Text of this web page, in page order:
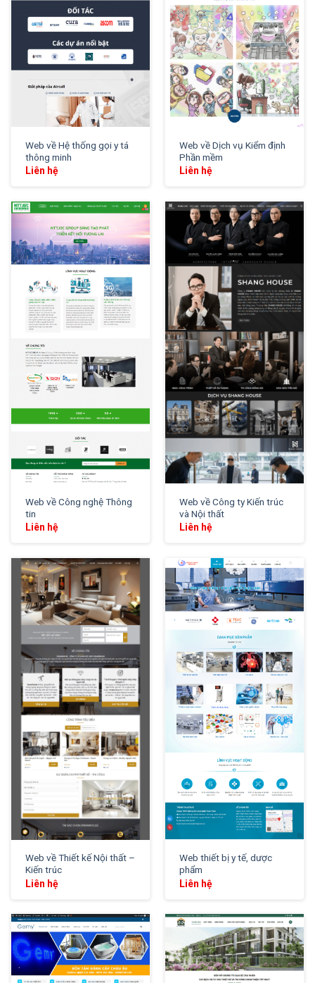
Web về Hệ thống gọi y tá
thông minh
Liên hệ
Web về Dịch vụ Kiểm định
Phần mềm
Liên hệ
Web về Công nghệ Thông
tin
Liên hệ
Web về Công ty Kiến trúc
và Nội thất
Liên hệ
XEM THỬ
Web về Thiết kế Nội thất –
Kiến trúc
Liên hệ
XEM THỬ
Web thiết bị y tế, dược
phẩm
Liên hệ
XEM THỬ